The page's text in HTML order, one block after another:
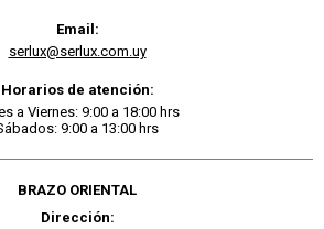
Email:
serlux@serlux.com.uy
Horarios de atención:
a Viernes: 9:00 a 18:00 hrs
9:00 a 13:00 hrs
BRAZO ORIENTAL
Dirección: